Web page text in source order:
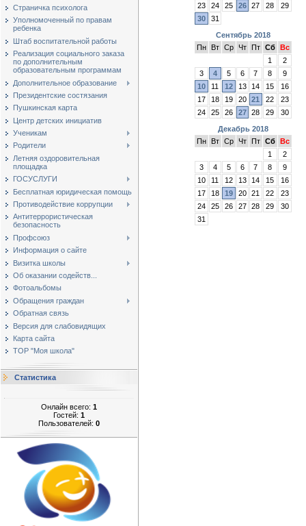
Страничка психолога
Уполномоченный по правам
ребенка
Штаб воспитательной работы
Реализация социального заказа
по дополнительным
образовательным программам
Дополнительное образование
Президентские состязания
Пушкинская карта
Центр детских инициатив
Ученикам
Родители
Летняя оздоровительная
площадка
ГОСУСЛУГИ
Бесплатная юридическая помощь
Противодействие коррупции
Антитеррористическая
безопасность
Профсоюз
Информация о сайте
Визитка школы
Об оказании содейств...
Фотоальбомы
Обращения граждан
Обратная связь
Версия для слабовидящих
Карта сайта
ТОР "Моя школа"
Статистика
Онлайн всего: 1
Гостей: 1
Пользователей: 0
23
24 25 26 27 28
29
30
31
Сентябрь 2018
Пн
Вт Ср Чт Пт Сб
Вс
1
2
3
4 5 6 7 8
9
10
11 12 13 14 15
16
17
18 19 20 21 22
23
24
25 26 27 28 29
30
Декабрь 2018
Пн
Вт Ср Чт Пт Сб
Вс
1
2
3
4 5 6 7 8
9
10
11 12 13 14 15
16
17
18 19 20 21 22
23
24
25 26 27 28 29
30
31